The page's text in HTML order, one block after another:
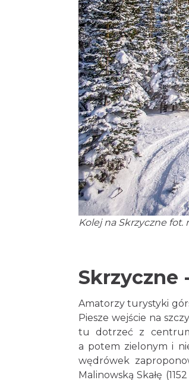
Kolej na Skrzyczne fot.
Skrzyczne
Amatorzy turystyki
Piesze wejście na
tu dotrzeć z
a potem zielonym i
wędrówek
Malinowską Skałę